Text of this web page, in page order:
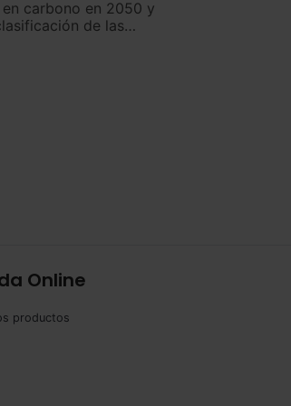
carbono en 2050 y
de las
Online
productos